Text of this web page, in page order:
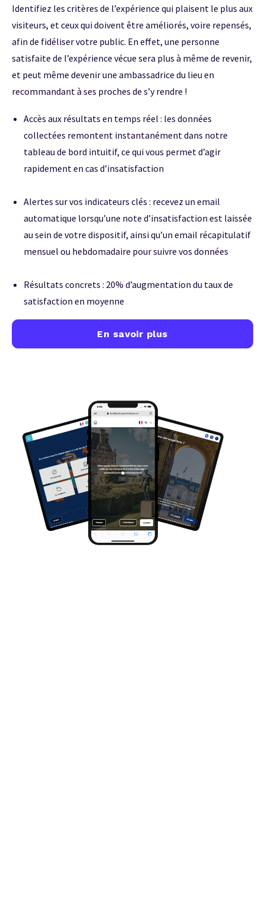
Identifiez les critères de l’expérience qui plaisent le plus aux
visiteurs, et ceux qui doivent être améliorés, voire repensés,
afin de fidéliser votre public. En effet, une personne
satisfaite de l’expérience vécue sera plus à même de revenir,
et peut même devenir une ambassadrice du lieu en
recommandant à ses proches de s’y rendre !
Accès aux résultats en temps réel : les données
collectées remontent instantanément dans notre
tableau de bord intuitif, ce qui vous permet d’agir
rapidement en cas d’insatisfaction
Alertes sur vos indicateurs clés : recevez un email
automatique lorsqu’une note d’insatisfaction est laissée
au sein de votre dispositif, ainsi qu’un email récapitulatif
mensuel ou hebdomadaire pour suivre vos données
Résultats concrets : 20% d’augmentation du taux de
satisfaction en moyenne
En savoir plus